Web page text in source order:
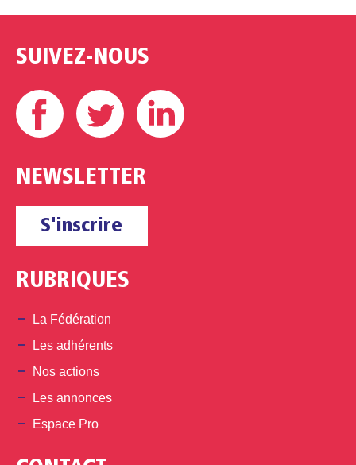
SUIVEZ-NOUS
Facebook Twitter
NEWSLETTER
S'inscrire
RUBRIQUES
La Fédération
Les adhérents
Nos actions
Les annonces
Espace Pro